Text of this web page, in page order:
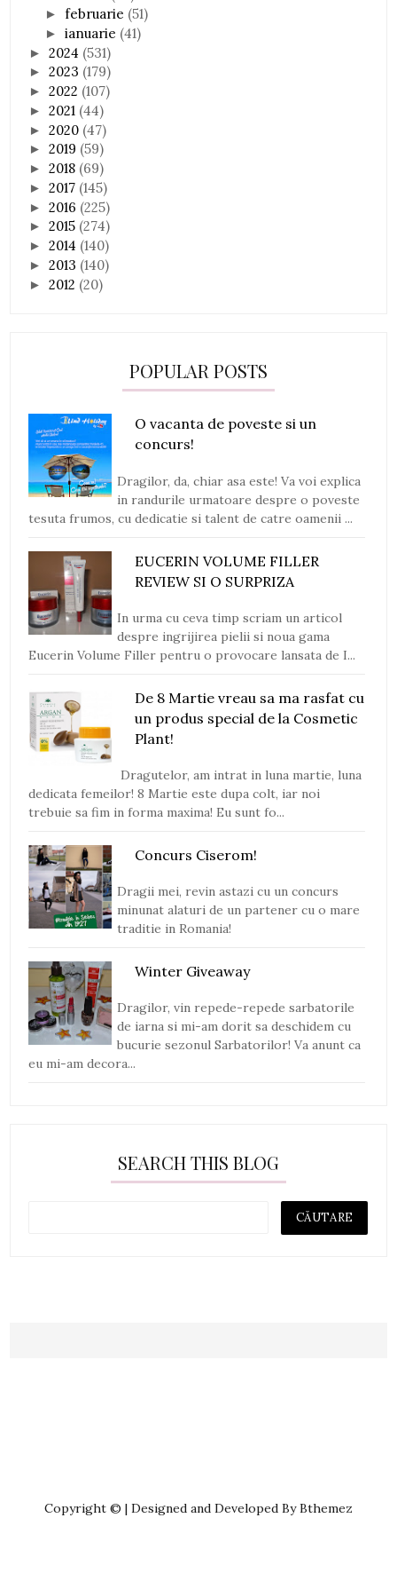
►februarie (51)
►ianuarie (41)
►2024 (531)
►2023 (179)
►2022 (107)
►2021 (44)
►2020 (47)
►2019 (59)
►2018 (69)
►2017 (145)
►2016 (225)
►2015 (274)
►2014 (140)
►2013 (140)
►2012 (20)
POPULAR POSTS
O vacanta de poveste si un
concurs!
Dragilor, da, chiar asa este! Va voi explica
in randurile urmatoare despre o poveste
tesuta frumos, cu dedicatie si talent de catre oamenii ...
EUCERIN VOLUME FILLER
REVIEW SI O SURPRIZA
In urma cu ceva timp scriam un articol
despre ingrijirea pielii si noua gama
Eucerin Volume Filler pentru o provocare lansata de I...
De 8 Martie vreau sa ma rasfat cu
un produs special de la Cosmetic
Plant!
Dragutelor, am intrat in luna martie, luna
dedicata femeilor! 8 Martie este dupa colt, iar noi
trebuie sa fim in forma maxima! Eu sunt fo...
Concurs Ciserom!
Dragii mei, revin astazi cu un concurs
minunat alaturi de un partener cu o mare
traditie in Romania!
Winter Giveaway
Dragilor, vin repede-repede sarbatorile
de iarna si mi-am dorit sa deschidem cu
bucurie sezonul Sarbatorilor! Va anunt ca
eu mi-am decora...
SEARCH THIS BLOG
Copyright © | Designed and Developed By Bthemez